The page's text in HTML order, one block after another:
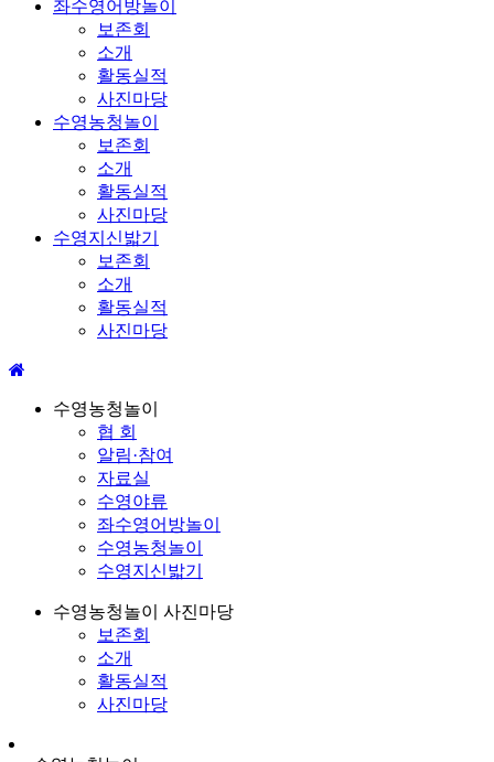
좌수영어방놀이
보존회
소개
활동실적
사진마당
수영농청놀이
보존회
소개
활동실적
사진마당
수영지신밟기
보존회
소개
활동실적
사진마당
수영농청놀이
협 회
알림·참여
자료실
수영야류
좌수영어방놀이
수영농청놀이
수영지신밟기
수영농청놀이 사진마당
보존회
소개
활동실적
사진마당